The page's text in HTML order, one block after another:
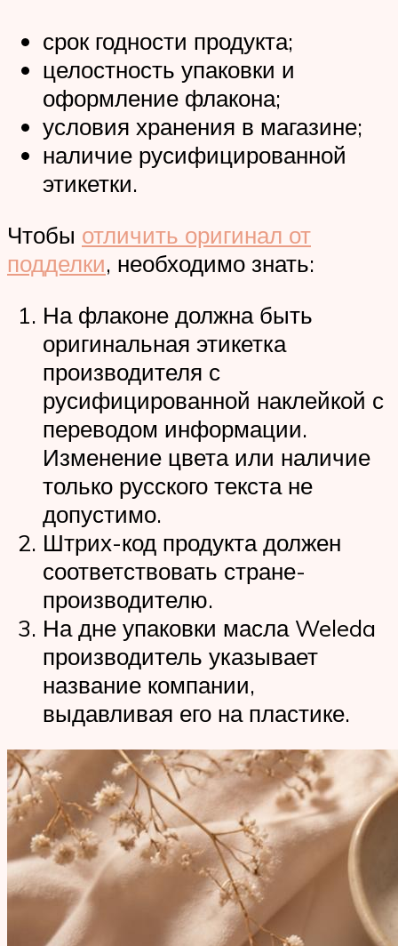
срок годности продукта;
целостность упаковки и
оформление флакона;
условия хранения в магазине;
наличие русифицированной
этикетки.
Чтобы отличить оригинал от
подделки, необходимо знать:
На флаконе должна быть
оригинальная этикетка
производителя с
русифицированной наклейкой с
переводом информации.
Изменение цвета или наличие
только русского текста не
допустимо.
Штрих-код продукта должен
соответствовать стране-
производителю.
На дне упаковки масла Weleda
производитель указывает
название компании,
выдавливая его на пластике.